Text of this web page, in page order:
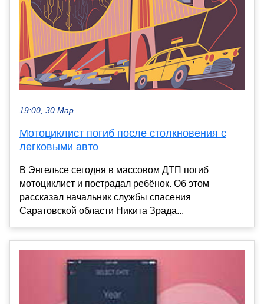
19:00, 30 Мар
Мотоциклист погиб после столкновения с
легковыми авто
В Энгельсе сегодня в массовом ДТП погиб
мотоциклист и пострадал ребёнок. Об этом
рассказал начальник службы спасения
Саратовской области Никита Зрада...